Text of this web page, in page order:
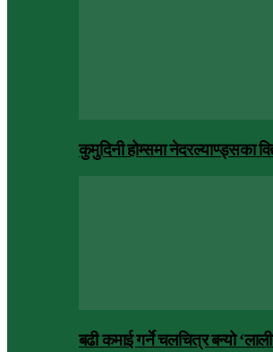
कुमुदिनी होम्समा नेदरल्याण्ड्सका
बढी कमाई गर्ने चलचित्र बन्यो